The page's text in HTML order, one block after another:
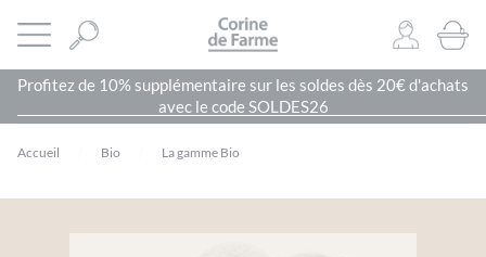
Ouvrir le menu CORINE DE FARME SITE OFFICIEL
0
Profitez de 10% supplémentaire sur les soldes dès 20€ d'achats
avec le code SOLDES26
Accueil Bio La gamme Bio